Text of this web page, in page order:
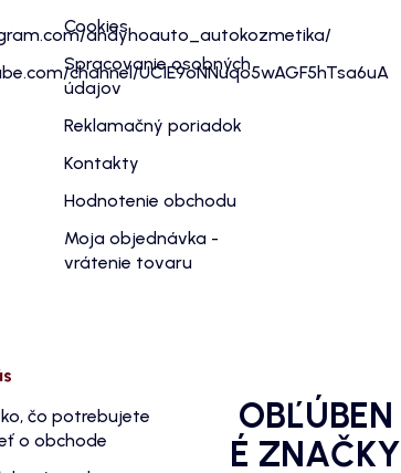
andyhoauto_autokozmetika/
channel/UC1E9oNNuqo5wAGF5hTsa6uA
Cookies
Spracovanie osobných
údajov
Reklamačný poriadok
Kontakty
Hodnotenie obchodu
Moja objednávka -
vrátenie tovaru
čo potrebujete
o obchode
OBĽÚBEN
É ZNAČKY